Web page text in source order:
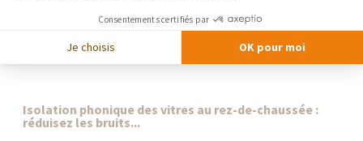
Isolation phonique des vitres au rez-de-chaussée :
réduisez les bruits...
Consentements certifiés par
Je choisis OK pour moi